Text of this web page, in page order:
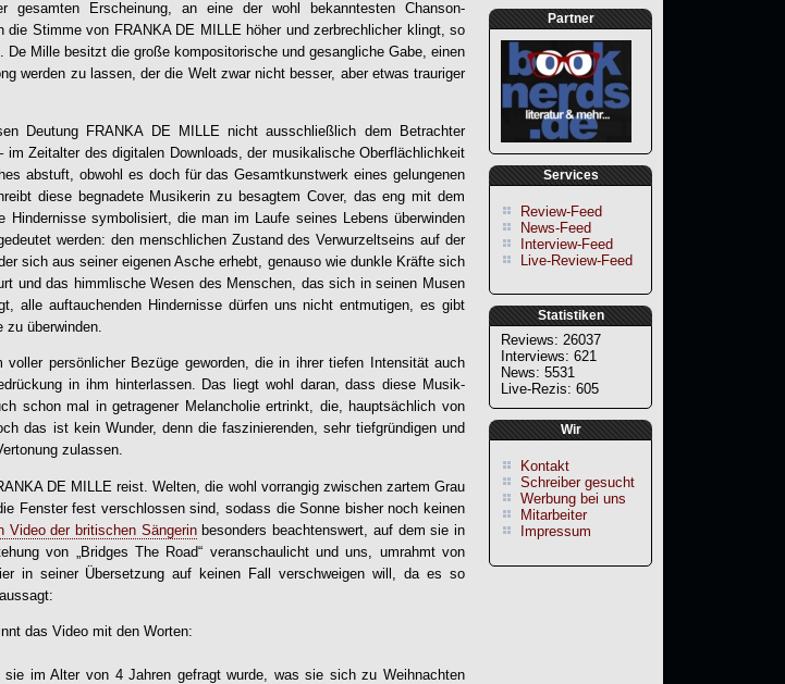
Partner
Services
Review-Feed
News-Feed
Interview-Feed
Live-Review-Feed
Statistiken
Reviews: 26037
Interviews: 621
News: 5531
Live-Rezis: 605
Wir
Kontakt
Schreiber gesucht
Werbung bei uns
Mitarbeiter
Impressum
gesamten Erscheinung, an eine der wohl bekanntesten Chanson-
die Stimme von FRANKA DE MILLE höher und zerbrechlicher klingt, so
Mille besitzt die große kompositorische und gesangliche Gabe, einen
werden zu lassen, der die Welt zwar nicht besser, aber etwas trauriger
Deutung FRANKA DE MILLE nicht ausschließlich dem Betrachter
Zeitalter des digitalen Downloads, der musikalische Oberflächlichkeit
abstuft, obwohl es doch für das Gesamtkunstwerk eines gelungenen
diese begnadete Musikerin zu besagtem Cover, das eng mit dem
symbolisiert, die man im Laufe seines Lebens überwinden
werden: den menschlichen Zustand des Verwurzeltseins auf der
sich aus seiner eigenen Asche erhebt, genauso wie dunkle Kräfte sich
und das himmlische Wesen des Menschen, das sich in seinen Musen
alle auftauchenden Hindernisse dürfen uns nicht entmutigen, es gibt
überwinden.
voller persönlicher Bezüge geworden, die in ihrer tiefen Intensität auch
in ihm hinterlassen. Das liegt wohl daran, dass diese Musik-
schon mal in getragener Melancholie ertrinkt, die, hauptsächlich von
das ist kein Wunder, denn die faszinierenden, sehr tiefgründigen und
zulassen.
DE MILLE reist. Welten, die wohl vorrangig zwischen zartem Grau
Fenster fest verschlossen sind, sodass die Sonne bisher noch keinen
Video der britischen Sängerinbesonders beachtenswert, auf dem sie in
von „Bridges The Road“ veranschaulicht und uns, umrahmt von
in seiner Übersetzung auf keinen Fall verschweigen will, da es so
das Video mit den Worten:
im Alter von 4 Jahren gefragt wurde, was sie sich zu Weihnachten